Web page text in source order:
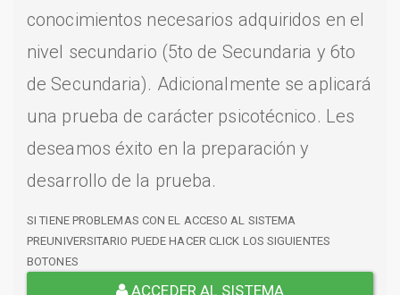
conocimientos necesarios adquiridos en el
nivel secundario (5to de Secundaria y 6to
de Secundaria). Adicionalmente se aplicará
una prueba de carácter psicotécnico. Les
deseamos éxito en la preparación y
desarrollo de la prueba.
SI TIENE PROBLEMAS CON EL ACCESO AL SISTEMA
PREUNIVERSITARIO PUEDE HACER CLICK LOS SIGUIENTES
BOTONES
ACCEDER AL SISTEMA